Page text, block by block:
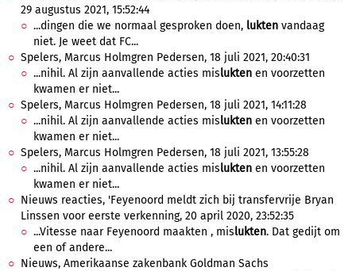
29 augustus 2021, 15:52:44
...dingen die we normaal gesproken doen, lukten vandaag
niet. Je weet dat FC...
Spelers, Marcus Holmgren Pedersen, 18 juli 2021, 20:40:31
...nihil. Al zijn aanvallende acties mislukten en voorzetten
kwamen er niet...
Spelers, Marcus Holmgren Pedersen, 18 juli 2021, 14:11:28
...nihil. Al zijn aanvallende acties mislukten en voorzetten
kwamen er niet...
Spelers, Marcus Holmgren Pedersen, 18 juli 2021, 13:55:28
...nihil. Al zijn aanvallende acties mislukten en voorzetten
kwamen er niet...
Nieuws reacties, 'Feyenoord meldt zich bij transfervrije Bryan
Linssen voor eerste verkenning, 20 april 2020, 23:52:35
...Vitesse naar Feyenoord maakten , mislukten. Dat gedijt om
een of andere...
Nieuws, Amerikaanse zakenbank Goldman Sachs